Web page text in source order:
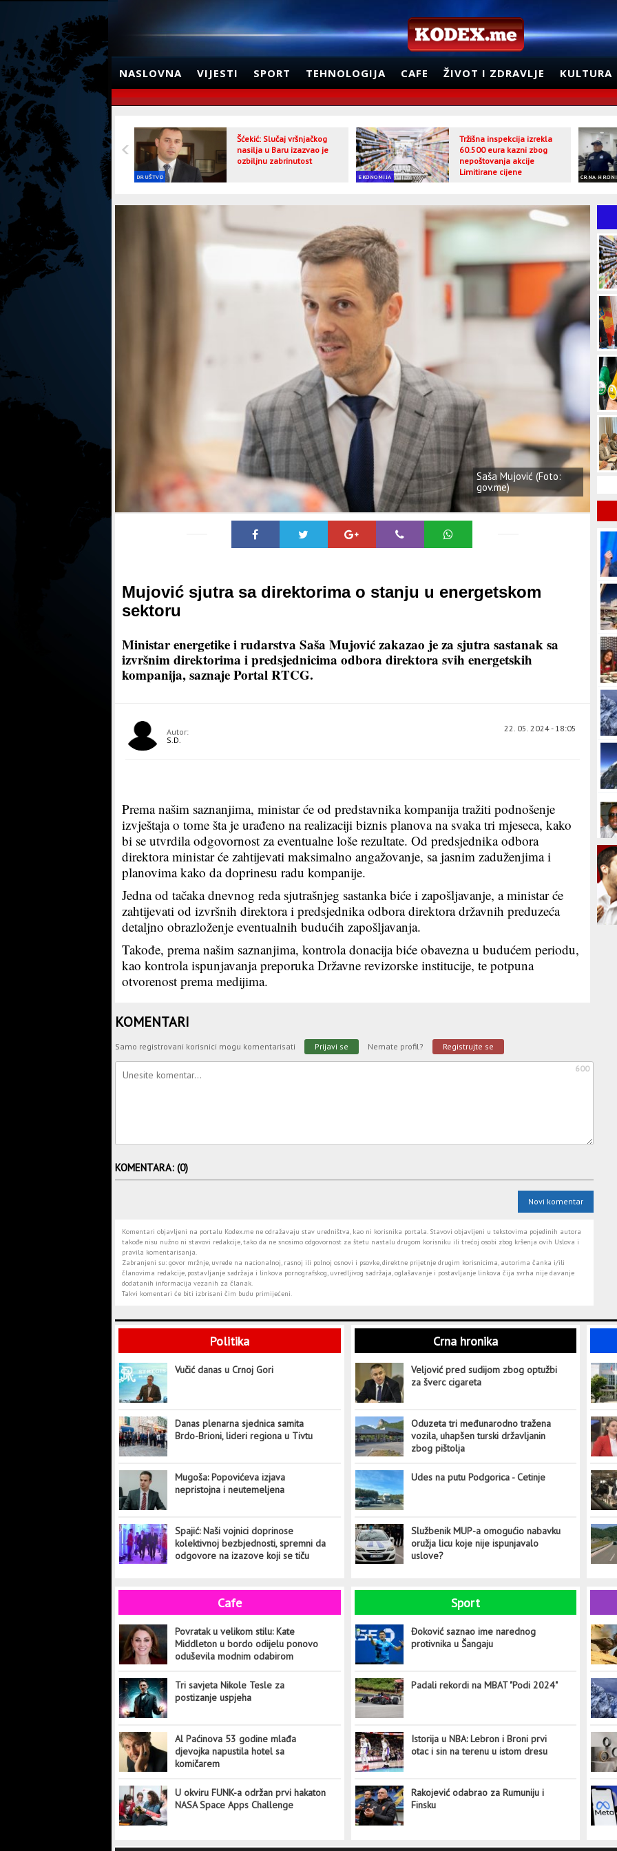
NASLOVNA VIJESTI SPORT TEHNOLOGIJA CAFE ŽIVOT I ZDRAVLJE KULTURA
DRUŠTVO
Šćekić: Slučaj vršnjačkog
nasilja u Baru izazvao je
ozbiljnu zabrinutost
EKONOMIJA
Tržišna inspekcija izrekla
60.500 eura kazni zbog
nepoštovanja akcije
Limitirane cijene
CRNA
Saša Mujović (Foto:
gov.me)
Mujović sjutra sa direktorima o stanju u energetskom
sektoru
Ministar energetike i rudarstva Saša Mujović zakazao je za sjutra sastanak sa
izvršnim direktorima i predsjednicima odbora direktora svih energetskih
kompanija, saznaje Portal RTCG.
22. 05. 2024 - 18:05
Autor:
S.D.
Prema našim saznanjima, ministar će od predstavnika kompanija tražiti podnošenje
izvještaja o tome šta je urađeno na realizaciji biznis planova na svaka tri mjeseca, kako
bi se utvrdila odgovornost za eventualne loše rezultate. Od predsjednika odbora
direktora ministar će zahtijevati maksimalno angažovanje, sa jasnim zaduženjima i
planovima kako da doprinesu radu kompanije.
Jedna od tačaka dnevnog reda sjutrašnjeg sastanka biće i zapošljavanje, a ministar će
zahtijevati od izvršnih direktora i predsjednika odbora direktora državnih preduzeća
detaljno obrazloženje eventualnih budućih zapošljavanja.
Takođe, prema našim saznanjima, kontrola donacija biće obavezna u budućem periodu,
kao kontrola ispunjavanja preporuka Državne revizorske institucije, te potpuna
otvorenost prema medijima.
KOMENTARI
Samo registrovani korisnici mogu komentarisati Prijavi se Nemate profil? Registrujte se
600
KOMENTARA: (0)
Novi komentar
Komentari objavljeni na portalu Kodex.me ne odražavaju stav uredništva, kao ni korisnika portala. Stavovi objavljeni u tekstovima pojedinih autora
takođe nisu nužno ni stavovi redakcije, tako da ne snosimo odgovornost za štetu nastalu drugom korisniku ili trećoj osobi zbog kršenja ovih Uslova i
pravila komentarisanja.
Zabranjeni su: govor mržnje, uvrede na nacionalnoj, rasnoj ili polnoj osnovi i psovke, direktne prijetnje drugim korisnicima, autorima čanka i/ili
članovima redakcije, postavljanje sadržaja i linkova pornografskog, uvredljivog sadržaja, oglašavanje i postavljanje linkova čija svrha nije davanje
dodatanih informacija vezanih za članak.
Takvi komentari će biti izbrisani čim budu primijećeni.
Politika
Vučić danas u Crnoj Gori
Danas plenarna sjednica samita
Brdo-Brioni, lideri regiona u Tivtu
Mugoša: Popovićeva izjava
nepristojna i neutemeljena
Spajić: Naši vojnici doprinose
kolektivnoj bezbjednosti, spremni da
odgovore na izazove koji se tiču
Crna hronika
Veljović pred sudijom zbog optužbi
za šverc cigareta
Oduzeta tri međunarodno tražena
vozila, uhapšen turski državljanin
zbog pištolja
Udes na putu Podgorica - Cetinje
Službenik MUP-a omogućio nabavku
oružja licu koje nije ispunjavalo
uslove?
Cafe
Povratak u velikom stilu: Kate
Middleton u bordo odijelu ponovo
oduševila modnim odabirom
Tri savjeta Nikole Tesle za
postizanje uspjeha
Al Paćinova 53 godine mlađa
djevojka napustila hotel sa
komičarem
U okviru FUNK-a održan prvi hakaton
NASA Space Apps Challenge
Sport
Đoković saznao ime narednog
protivnika u Šangaju
Padali rekordi na MBAT "Podi 2024"
Istorija u NBA: Lebron i Broni prvi
otac i sin na terenu u istom dresu
Rakojević odabrao za Rumuniju i
Finsku